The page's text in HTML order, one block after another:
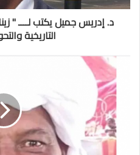
د. إدريس جميل يكتب لــــ "
التاريخية